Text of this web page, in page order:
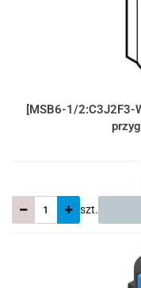
[MSB6-1/2:C3J2F3-
szt.